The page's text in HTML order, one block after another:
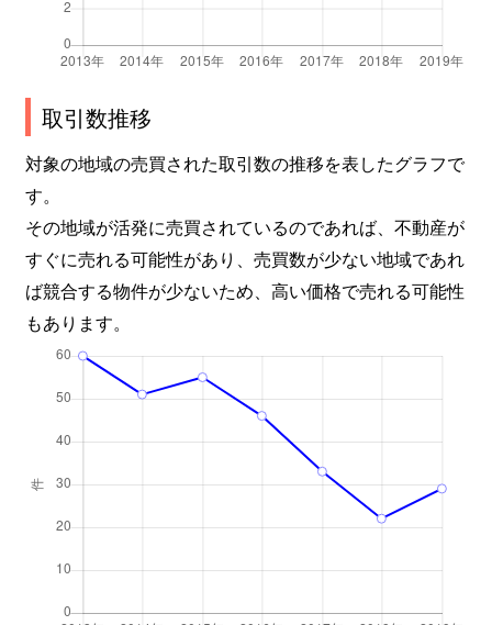
取引数推移
対象の地域の売買された取引数の推移を表したグラフで
す。
その地域が活発に売買されているのであれば、不動産が
すぐに売れる可能性があり、売買数が少ない地域であれ
ば競合する物件が少ないため、高い価格で売れる可能性
もあります。